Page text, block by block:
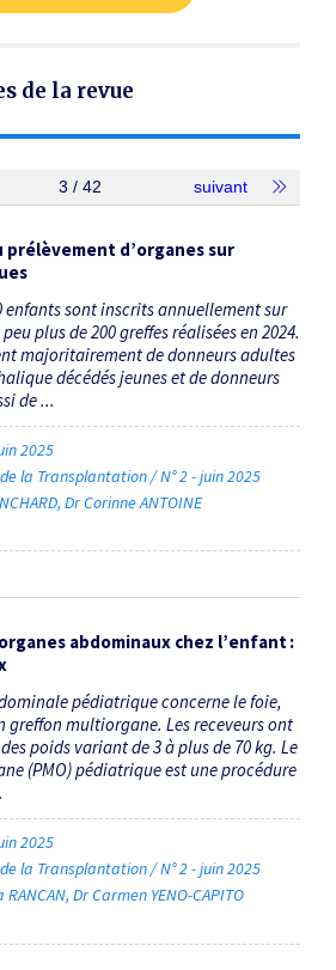
de la revue
3 / 42 suivant
prélèvement ­d’organes sur
enfants sont inscrits annuellement sur
plus de 200 greffes réalisées en 2024.
majoritairement de donneurs adultes
décédés jeunes et de donneurs
de ...
2025
la Transplantation / N° 2 - juin 2025
Dr Corinne ANTOINE
abdominaux chez l’enfant :
pédiatrique concerne le foie,
greffon multiorgane. Les receveurs ont
poids variant de 3 à plus de 70 kg. Le
(PMO) pédiatrique est une procédure
2025
la Transplantation / N° 2 - juin 2025
RANCAN Dr Carmen YENO-CAPITO